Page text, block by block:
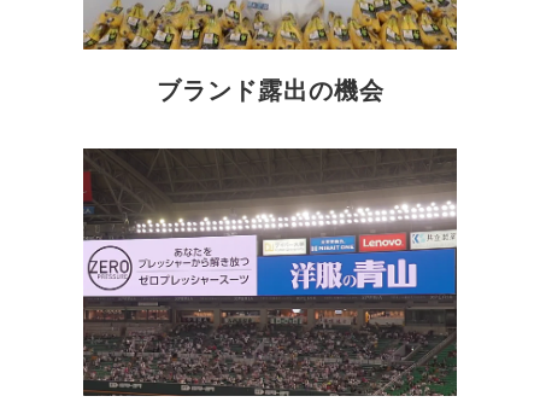
ブランド露出の機会